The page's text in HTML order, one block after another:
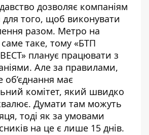
дозволяє компаніям
для того, щоб виконувати
разом. Метро на
таке, тому «БТП
планує працювати з
Але за правилами,
об’єднання має
комітет, який швидко
Думати там можуть
тоді як за умовами
на це є лише 15 днів.